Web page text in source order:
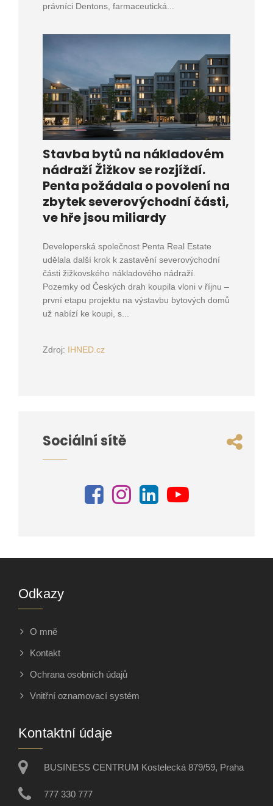
právníci Dentons, farmaceutická...
Stavba bytů na nákladovém
nádraží Žižkov se rozjíždí.
Penta požádala o povolení na
zbytek severovýchodní části,
ve hře jsou miliardy
Developerská společnost Penta Real Estate
udělala další krok k zastavění severovýchodní
části žižkovského nákladového nádraží.
Pozemky od Českých drah koupila vloni v říjnu –
první etapu projektu na výstavbu bytových domů
už nabízí ke koupi, s...
Zdroj: IHNED.cz
Sociální sítě
Odkazy
O mně
Kontakt
Ochrana osobních údajů
Vnitřní oznamovací systém
Kontaktní údaje
BUSINESS CENTRUM Kostelecká 879/59, Praha
777 330 777